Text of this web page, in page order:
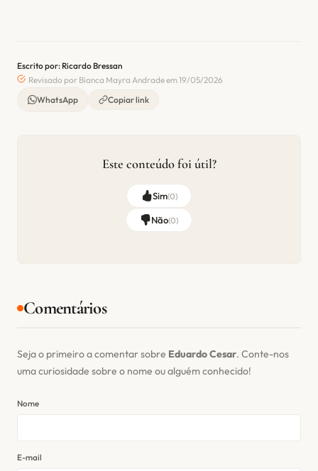
Escrito por: Ricardo Bressan
Revisado por Bianca Mayra Andrade em 19/05/2026
WhatsApp
Copiar link
Este conteúdo foi útil?
Sim(0)
Não(0)
Comentários
Seja o primeiro a comentar sobre Eduardo Cesar. Conte-nos
uma curiosidade sobre o nome ou alguém conhecido!
Nome
E-mail